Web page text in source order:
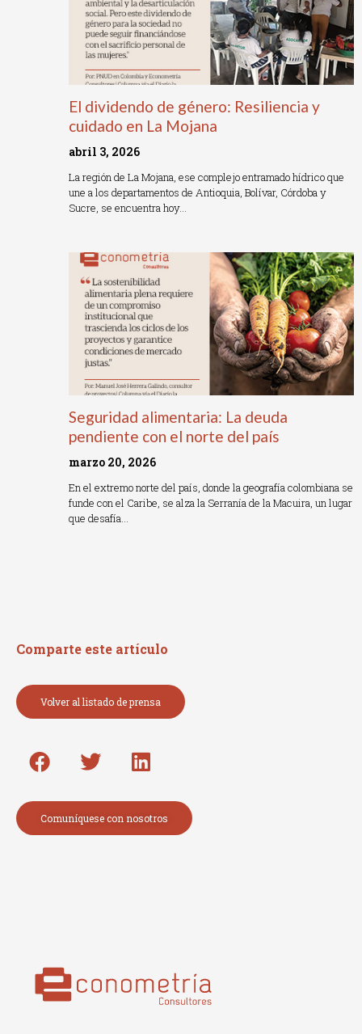
El dividendo de género: Resiliencia y
cuidado en La Mojana
abril 3, 2026
La región de La Mojana, ese complejo entramado hídrico que
une a los departamentos de Antioquia, Bolívar, Córdoba y
Sucre, se encuentra hoy…
Seguridad alimentaria: La deuda
pendiente con el norte del país
marzo 20, 2026
En el extremo norte del país, donde la geografía colombiana se
funde con el Caribe, se alza la Serranía de la Macuira, un lugar
que desafía…
Comparte este artículo
Volver al listado de prensa
Comuníquese con nosotros